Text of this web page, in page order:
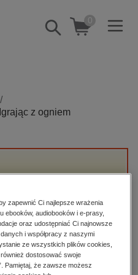
Pokaż/schowaj
wyszukiwarkę
0
wnętrz
informatyka
Igrając z ogniem
„Igrając z ogniem”
zapewnić Ci najlepsze wrażenia
ebooków, audiobooków i e-prasy,
oraz udostępniać Ci najnowsze
i współpracy z naszymi
ze wszystkich plików cookies,
dostosować swoje
Pamiętaj, że zawsze możesz